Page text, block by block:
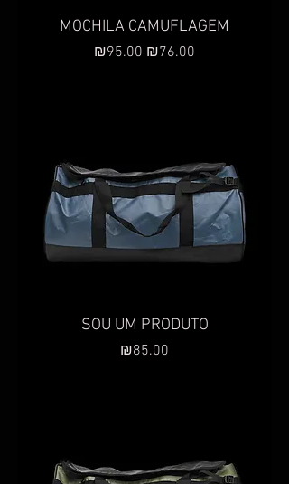
MOCHILA CAMUFLAGEM
Preço normal
₪95.00 Preço promocional
₪76.00
SOU UM PRODUTO
Preço
₪85.00